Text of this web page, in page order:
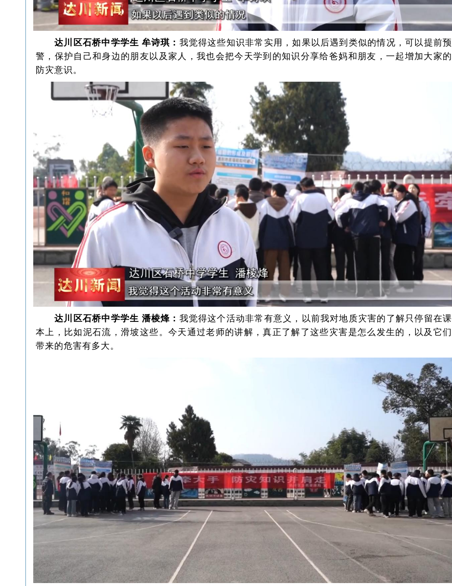
达川区石桥中学学生 牟诗琪： 我觉得这些知识非常实用，如果以后遇到类似的情况，可以提前预
警，保护自己和身边的朋友以及家人，我也会把今天学到的知识分享给爸妈和朋友，一起增加大家的
防灾意识。
达川区石桥中学学生 潘棱烽： 我觉得这个活动非常有意义，以前我对地质灾害的了解只停留在课
本上，比如泥石流，滑坡这些。今天通过老师的讲解，真正了解了这些灾害是怎么发生的，以及它们
带来的危害有多大。